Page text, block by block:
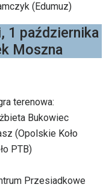
(Edumuz)
1 października
Moszna
terenowa:
Bukowiec
(Opolskie Koło
PTB)
Przesiadkowe